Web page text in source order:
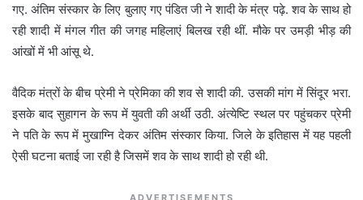
गए. अंतिम संस्कार के लिए बुलाए गए पंडित जी ने शादी के मंत्र पढ़े. शव के साथ हो
रही शादी में मंगल गीत की जगह महिलाएं बिलख रही थीं. मौके पर उमड़ी भीड़ की
आंखों में भी आंसू थे.
वैदिक मंत्रों के बीच प्रेमी ने प्रेमिका की शव से शादी की. उसकी मांग में सिंदूर भरा.
इसके बाद सुहागन के रूप में युवती की अर्थी उठी. अंत्येष्टि स्थल पर पहुंचकर प्रेमी
ने पति के रूप में मुखाग्नि देकर अंतिम संस्कार किया. जिले के इतिहास में यह पहली
ऐसी घटना बताई जा रही है जिसमें शव के साथ शादी हो रही थी.
ADVERTISEMENTS